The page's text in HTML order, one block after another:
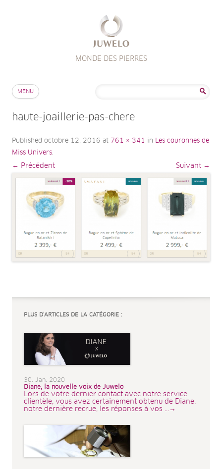
MONDE DES PIERRES
MENU
haute-joaillerie-pas-chere
Published octobre 12, 2016 at 761 × 341 in Les couronnes de
Miss Univers.
← Précédent Suivant →
PLUS D’ARTICLES DE LA CATÉGORIE :
30. Jan. 2020
Diane, la nouvelle voix de Juwelo
Lors de votre dernier contact avec notre service
clientèle, vous avez certainement obtenu de Diane,
notre dernière recrue, les réponses à vos ...→